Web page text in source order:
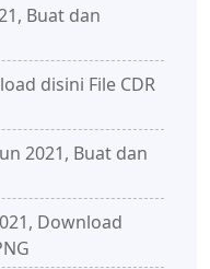
Buat dan
disini File CDR
2021, Buat dan
Download